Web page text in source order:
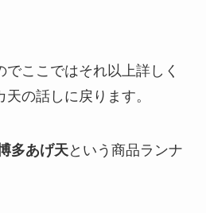
でここではそれ以上詳しく
の話しに戻ります。
多あげ天という商品ランナ